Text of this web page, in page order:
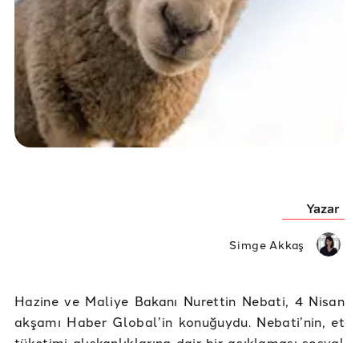
Yazar
Simge Akkaş
Hazine ve Maliye Bakanı Nurettin Nebati, 4 Nisan
akşamı Haber Global’in konuğuydu. Nebati’nin, et